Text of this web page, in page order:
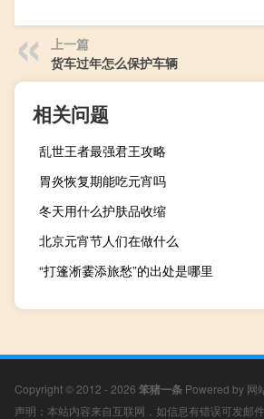
上一篇
货车过年怎么保护车辆
相关问题
乱世王者最强君王攻略
胃炎恢复期能吃元宵吗
冬天用什么护肤品收缩
北京元宵节人们在做什么
“打篷淅霎添旅愁”的出处是哪里
Copyright © 2012 - 2026 笨猪一条 Powered by 网
声明：本站内容来自互联网，如信息有错误可发邮